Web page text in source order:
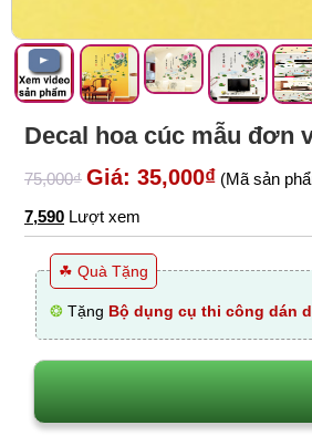
Decal hoa cúc mẫu đơn
75,000₫ Giá: 35,000₫ (Mã sản
7,590 Lượt xem
☘ Quà Tặng
❂ Tặng Bộ dụng cụ thi công dán